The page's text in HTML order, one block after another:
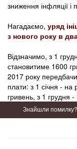
зниження інфляції
Нагадаємо, уряд
з нового року в
Відзначимо, з 1
становитиме 1600
2017 року
плати: з 1 січня - на
гривень, з 1 грудня
Знайшли помилку?